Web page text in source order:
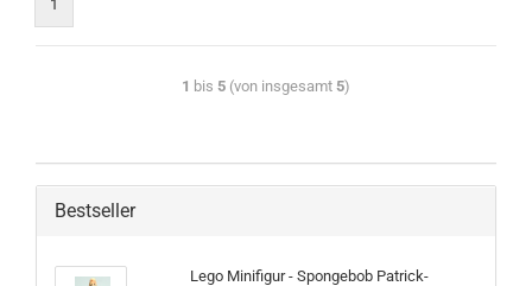
1
1 bis 5 (von insgesamt 5)
Bestseller
Lego Minifigur - Spongebob Patrick-